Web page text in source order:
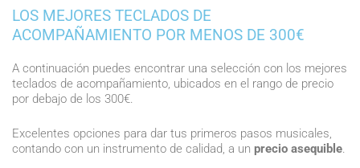
LOS MEJORES TECLADOS DE
ACOMPAÑAMIENTO POR MENOS DE 300€
A continuación puedes encontrar una selección con los mejores
teclados de acompañamiento, ubicados en el rango de precio
por debajo de los 300€.
Excelentes opciones para dar tus primeros pasos musicales,
contando con un instrumento de calidad, a un precio asequible.